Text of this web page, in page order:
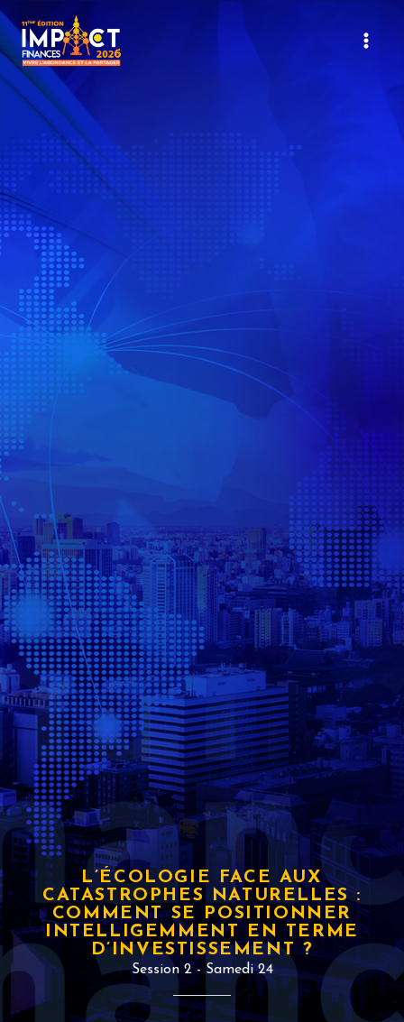
L’ÉCOLOGIE FACE AUX
CATASTROPHES NATURELLES :
COMMENT SE POSITIONNER
INTELLIGEMMENT EN TERME
D’INVESTISSEMENT ?
Session 2 - Samedi 24